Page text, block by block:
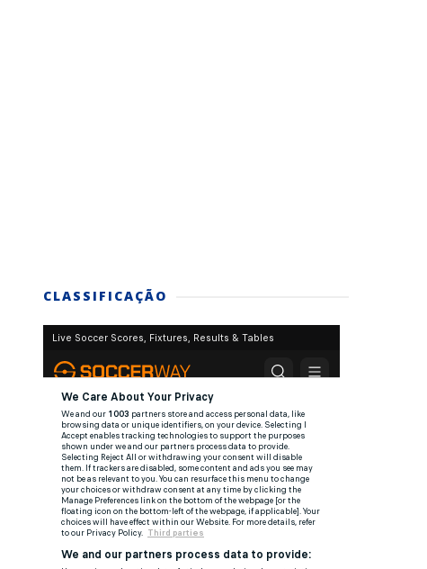
CLASSIFICAÇÃO